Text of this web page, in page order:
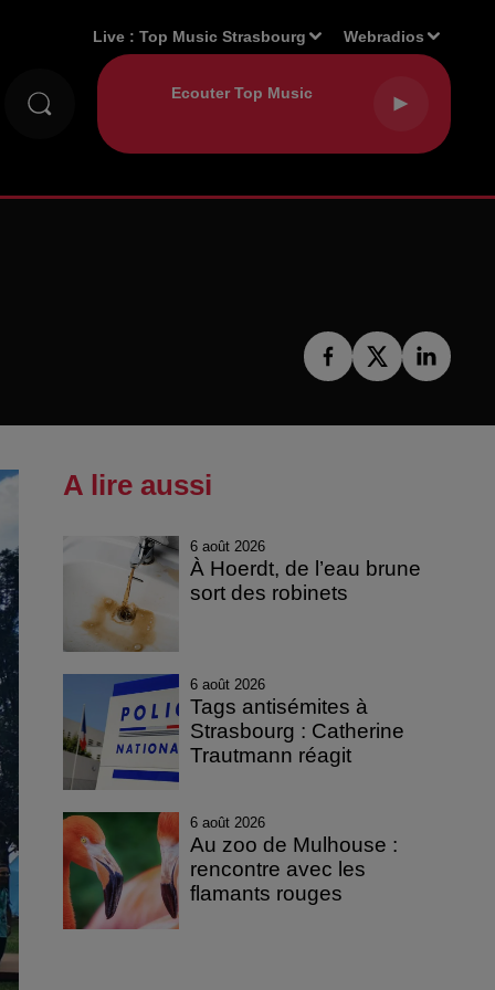
Live :Top Music Strasbourg Webradios
A lire aussi
6 août 2026
À Hoerdt, de l’eau brune
sort des robinets
6 août 2026
Tags antisémites à
Strasbourg : Catherine
Trautmann réagit
6 août 2026
Au zoo de Mulhouse :
rencontre avec les
flamants rouges